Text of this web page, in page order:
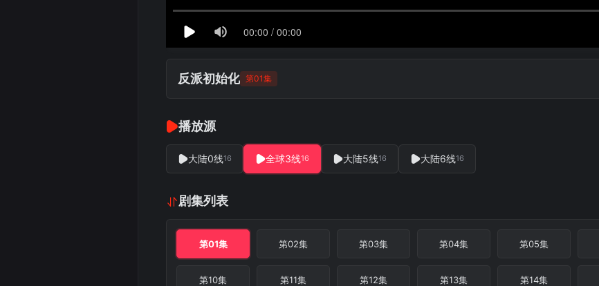
反派初始化 第01集
播放源
大陆0线16 全球3线16 大陆5线16 大陆6线16
剧集列表
第01集 第02集 第03集 第04集 第05集
第10集 第11集 第12集 第13集 第14集